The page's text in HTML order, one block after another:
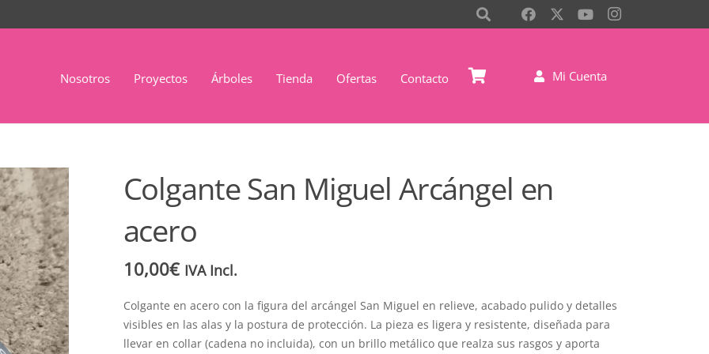
Nosotros Proyectos Árboles Tienda Ofertas Contacto Mi Cuenta
Colgante San Miguel Arcángel en
acero
10,00€ IVA Incl.
Colgante en acero con la figura del arcángel San Miguel en relieve, acabado pulido y detalles
visibles en las alas y la postura de protección. La pieza es ligera y resistente, diseñada para
llevar en collar (cadena no incluida), con un brillo metálico que realza sus rasgos y aporta